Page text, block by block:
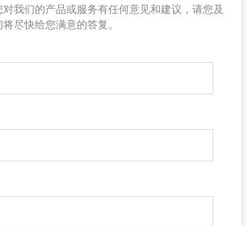
我们的产品或服务有任何意见和建议，请您及
尽快给您满意的答复。